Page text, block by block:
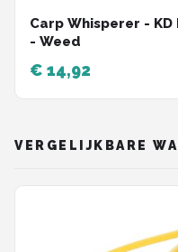
Carp Whisperer -
- Weed
€ 14,92
VERGELIJKBARE